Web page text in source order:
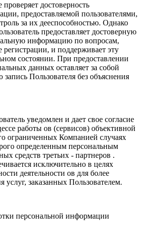
достоверность
предоставляемой пользователями,
за их дееспособностью. Однако
предоставляет достоверную
информацию по вопросам,
и поддерживает эту
состоянии. При предоставлении
данных оставляет за собой
Пользователя без объяснения
уведомлен и дает свое согласие
работы ов (сервисов) объективной
ограниченных Компанией случаях
определенным персональным
средств третьих - партнеров .
исключительно в целях
деятельности ов для более
услуг, заказанных Пользователем.
персональной информации